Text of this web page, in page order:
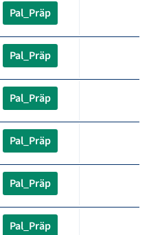
Pal_Präp
Pal_Präp
Pal_Präp
Pal_Präp
Pal_Präp
Pal_Präp